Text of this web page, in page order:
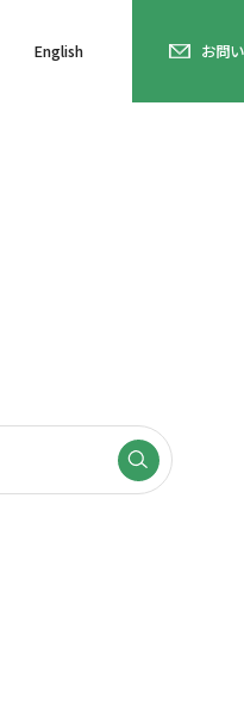
English お問